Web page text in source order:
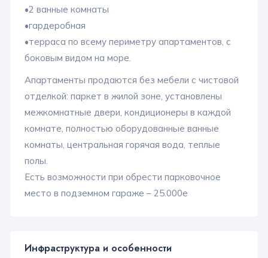
•2 ванные комнаты
•гардеробная
•терраса по всему периметру апартаментов, с
боковым видом на море.
Апартаменты продаются без мебели с чистовой
отделкой: паркет в жилой зоне, установлены
межкомнатные двери, кондиционеры в каждой
комнате, полностью оборудованные ванные
комнаты, центральная горячая вода, теплые
полы.
Есть возможности при обрести парковочное
место в подземном гараже – 25.000е
Инфраструктура и особенности